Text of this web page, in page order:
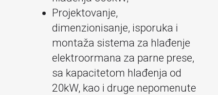
Projektovanje,
dimenzionisanje, isporuka i
montaža sistema za hlađenje
elektroormana za parne prese,
sa kapacitetom hlađenja od
20kW, kao i druge nepomenute